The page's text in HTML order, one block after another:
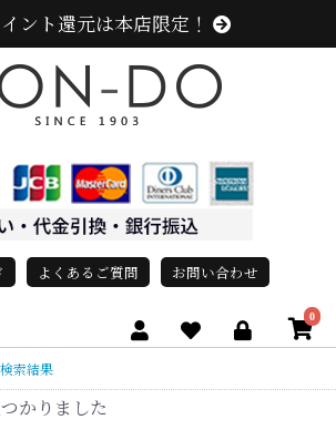
ント還元は本店限定！
よくあるご質問 お問い合わせ
0
索結果
かりました